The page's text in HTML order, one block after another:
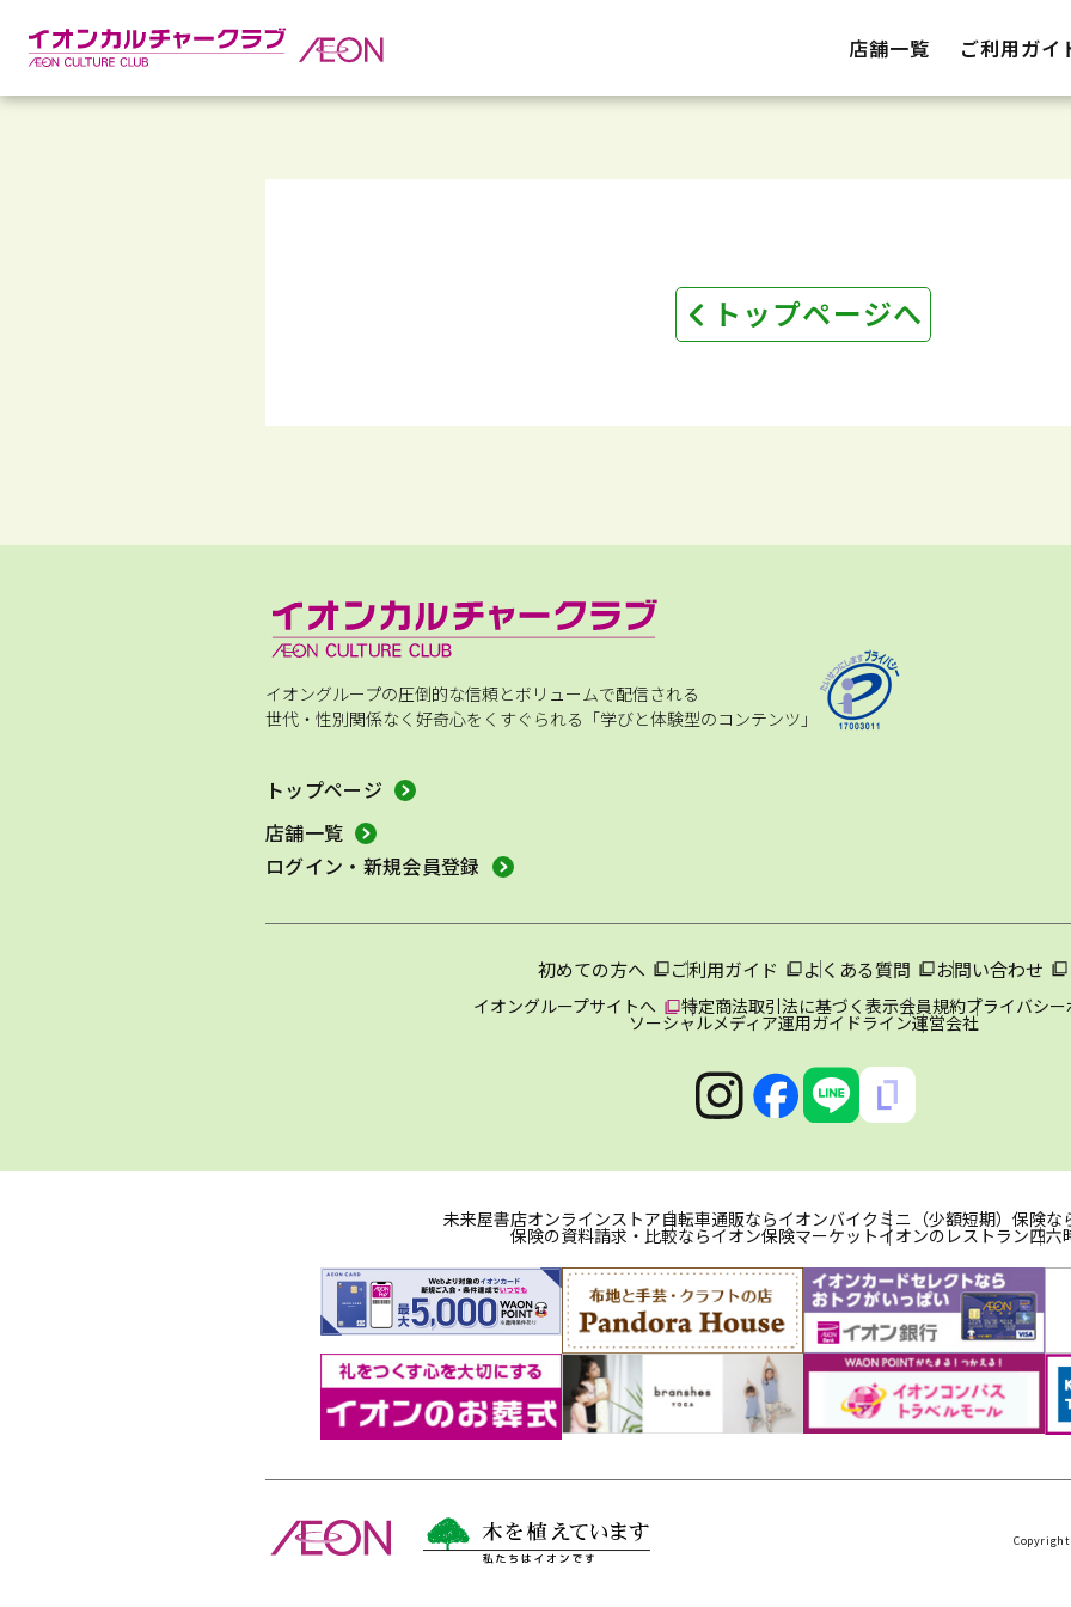
店舗一覧 ご利用ガイ
トップページへ
イオングループの圧倒的な信頼とボリュームで配信される
世代・性別関係なく好奇心をくすぐられる「学びと体験型のコンテンツ」
トップページ
店舗一覧
ログイン・新規会員登録
初めての方へ ご利用ガイド よくある質問 お問い合わせ
イオングループサイトへ 特定商法取引法に基づく表示会員規約プライバシ
ソーシャルメディア運用ガイドライン運営会社
未来屋書店オンラインストア自転車通販ならイオンバイク ミニ（少額短期）保険な
保険の資料請求・比較ならイオン保険マーケットイオンのレストラン四六
Copyright